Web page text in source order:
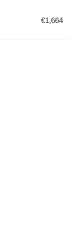
€1,664